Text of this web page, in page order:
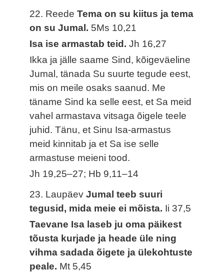
22. ReedeTema on su kiitus ja tema
on su Jumal. 5Ms 10,21
Isa ise armastab teid.Jh 16,27
Ikka ja jälle saame Sind, kõigeväeline
Jumal, tänada Su suurte tegude eest,
mis on meile osaks saanud. Me
täname Sind ka selle eest, et Sa meid
vahel armastava vitsaga õigele teele
juhid. Tänu, et Sinu Isa-armastus
meid kinnitab ja et Sa ise selle
armastuse meieni tood.
Jh 19,25–27; Hb 9,11–14
23. LaupäevJumal teeb suuri
tegusid, mida meie ei mõista. Ii 37,5
Taevane Isa laseb ju oma päikest
tõusta kurjade ja heade üle ning
vihma sadada õigete ja ülekohtuste
peale. Mt 5,45